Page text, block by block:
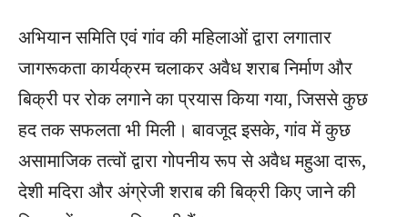
अभियान समिति एवं गांव की महिलाओं द्वारा लगातार
जागरूकता कार्यक्रम चलाकर अवैध शराब निर्माण और
बिक्री पर रोक लगाने का प्रयास किया गया, जिससे कुछ
हद तक सफलता भी मिली। बावजूद इसके, गांव में कुछ
असामाजिक तत्वों द्वारा गोपनीय रूप से अवैध महुआ दारू,
देशी मदिरा और अंग्रेजी शराब की बिक्री किए जाने की